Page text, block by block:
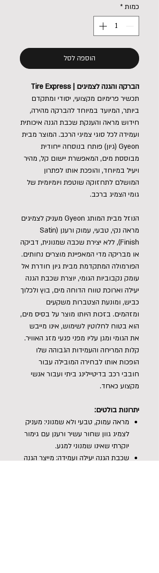
כמות *
הוספה לסל
הברקה והגנה לצמיגים | Tire Express
תכשיר פרימיום מקצועי, יסודי ומתקדם
ביותר, המיועד במיוחד להברקה מהירה,
חידוש מראה והענקת שכבת הגנה איכותית
ועמידה לכל סוגי צמיגי הרכב. המוצר מבית
Gyeon (גיון) פותח בנוסחה ייחודית
מבוססת מים, המאפשרת יישום קל, מהיר
ויעיל במיוחד, והופכת אותו לפתרון
המושלם לתחזוקה שוטפת ויומיומית של
גומי הצמיג ברכב.
הנוזל מבית המותג Gyeon מעניק לצמיגים
מראה נקי, טבעי, עמוק ורענן (Satin
Finish), ללא יצירת שכבה שמנונית, דביקה
או מבריקה מדי המאפיינת מוצרים נחותים.
הפורמולה המתקדמת מבית גיון חודרת אל
עומק נקבוביות הגומי, יוצרת שכבת הגנה
יעילה וארוכת טווח הדוחה מים, בוץ ולכלוך
כביש, ומונעת הצטברות משקעים
ומזהמים. בזכות היותו מוצר על בסיס מים,
הוא בטוח לחלוטין לשימוש, אינו מייבש
את הגומי ומגן עליו מפני פגעי מזג האוויר.
קלות המריחה והעמידות הגבוהה שלו
הופכות אותו לבחירה המובילה עבור
חובבי רכב בדיטיילינג ביתי ועבור אנשי
מקצוע כאחד.
יתרונות בולטים:
מראה עמוק, טבעי ולא שמנוני: מעניק
לצמיג גוון שחור עשיר ורענן עם גימור
יוקרתי שאינו שמנוני למגע.
שכבת הגנה יעילה ועמידה: מייצר הגנה